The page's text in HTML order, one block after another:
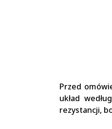
Przed
układ według
rezystancji,